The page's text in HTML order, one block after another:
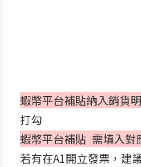
蝦幣平台補貼納入銷貨
打勾
蝦幣平台補貼 需填入對
若有在A1開立發票，建